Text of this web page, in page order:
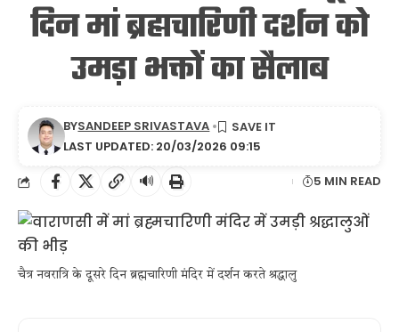
दिन मां ब्रह्मचारिणी दर्शन को
उमड़ा भक्तों का सैलाब
LAST UPDATED: 20/03/2026 09:15
BYSANDEEP SRIVASTAVA
🔊 5 MIN READ
चैत्र नवरात्रि के दूसरे दिन ब्रह्मचारिणी मंदिर में दर्शन करते श्रद्धालु